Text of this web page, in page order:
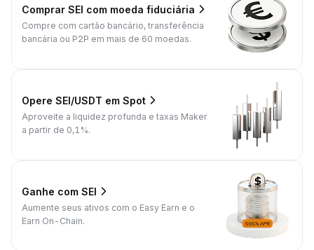
Comprar SEI com moeda fiduciária
Compre com cartão bancário, transferência
bancária ou P2P em mais de 60 moedas.
Opere SEI/USDT em Spot
Aproveite a liquidez profunda e taxas Maker
a partir de 0,1%.
Ganhe com SEI
Aumente seus ativos com o Easy Earn e o
Earn On-Chain.